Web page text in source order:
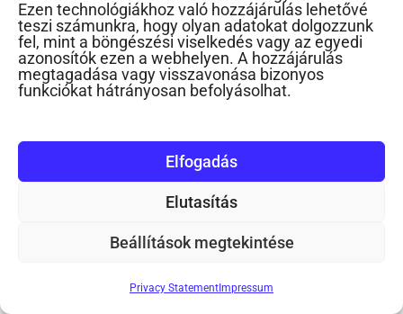
Ezen technológiákhoz való hozzájárulás lehetővé
teszi számunkra, hogy olyan adatokat dolgozzunk
fel, mint a böngészési viselkedés vagy az egyedi
azonosítók ezen a webhelyen. A hozzájárulás
megtagadása vagy visszavonása bizonyos
funkciókat hátrányosan befolyásolhat.
Elfogadás
Elutasítás
Beállítások megtekintése
Privacy Statement Impressum